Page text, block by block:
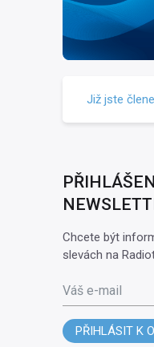
Již jste
Chcete být
slevách na
Váš e-mail
PŘIHLÁSIT K